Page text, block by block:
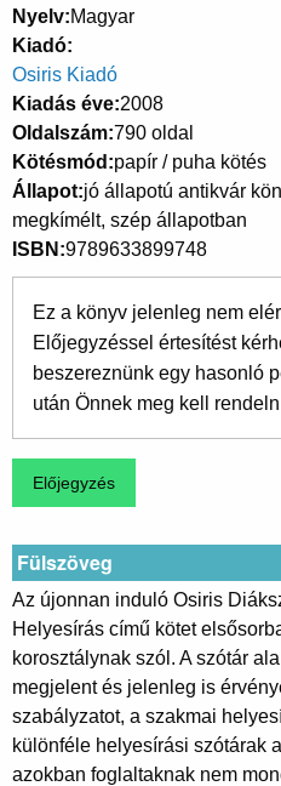
Nyelv Magyar
Kiadó
Osiris Kiadó
Kiadás éve 2008
Oldalszám 790 oldal
Kötésmód papír / puha kötés
Állapot jó állapotú antikvár
megkímélt, szép állapotban
ISBN 9789633899748
Ez a könyv jelenleg nem
Előjegyzéssel értesítést
beszereznünk egy hasonló
után Önnek meg kell
Fülszöveg
Az újonnan induló Osiris
Helyesírás című kötet
korosztálynak szól. A szótár
megjelent és jelenleg is
szabályzatot, a szakmai
különféle helyesírási szótárak
azokban foglaltaknak nem